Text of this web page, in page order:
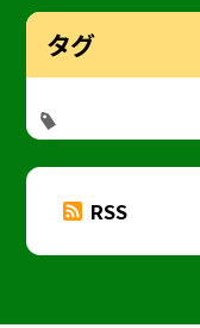
タグ
RSS